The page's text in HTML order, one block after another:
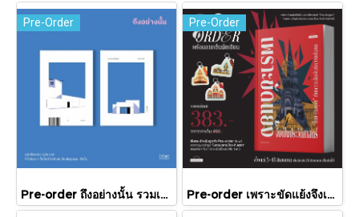
Pre-Order
Pre-order ถึงอย่างนั้น รวมเรื่องสั้น / ภู่มณี ศิริพรไพบูลย์ / สำนักพิมพ์ตำหนัก
Pre-Order
Pre-order เพราะขัดแย้งจึงเป็นประวัติศาสตร์ "ไทย-กัมพูชา" กับความสัมพันธ์หวานปนขม / มติชน